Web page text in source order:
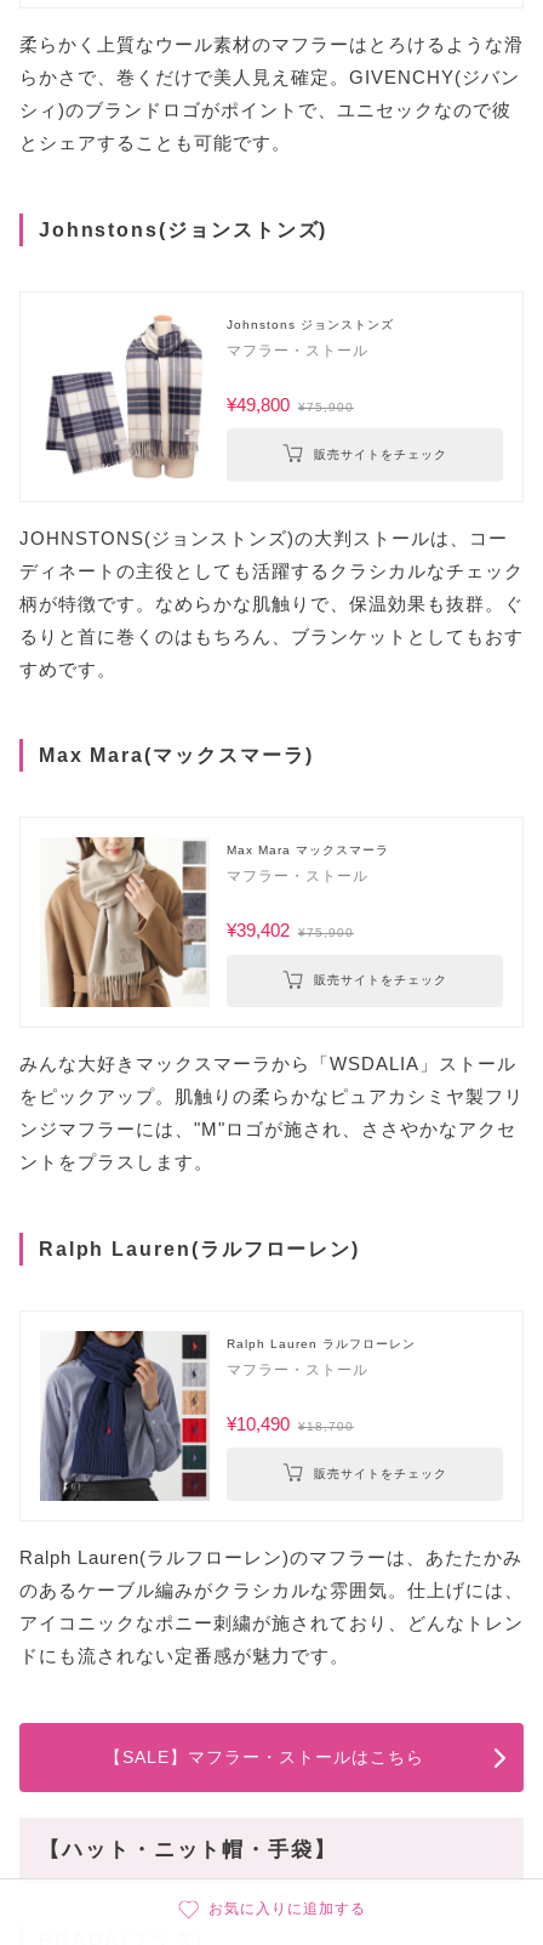
柔らかく上質なウール素材のマフラーはとろけるような滑
らかさで、巻くだけで美人見え確定。GIVENCHY(ジバン
シィ)のブランドロゴがポイントで、ユニセックなので彼
とシェアすることも可能です。
Johnstons(ジョンストンズ)
Johnstons ジョンストンズ
マフラー・ストール
¥49,800 ¥75,900
販売サイトをチェック
JOHNSTONS(ジョンストンズ)の大判ストールは、コー
ディネートの主役としても活躍するクラシカルなチェック
柄が特徴です。なめらかな肌触りで、保温効果も抜群。ぐ
るりと首に巻くのはもちろん、ブランケットとしてもおす
すめです。
Max Mara(マックスマーラ)
Max Mara マックスマーラ
マフラー・ストール
¥39,402 ¥75,900
販売サイトをチェック
みんな大好きマックスマーラから「WSDALIA」ストール
をピックアップ。肌触りの柔らかなピュアカシミヤ製フリ
ンジマフラーには、"M"ロゴが施され、ささやかなアクセ
ントをプラスします。
Ralph Lauren(ラルフローレン)
Ralph Lauren ラルフローレン
マフラー・ストール
¥10,490 ¥18,700
販売サイトをチェック
Ralph Lauren(ラルフローレン)のマフラーは、あたたかみ
のあるケーブル編みがクラシカルな雰囲気。仕上げには、
アイコニックなポニー刺繍が施されており、どんなトレン
ドにも流されない定番感が魅力です。
【SALE】マフラー・ストールはこちら
【ハット・ニット帽・手袋】
お気に入りに追加する